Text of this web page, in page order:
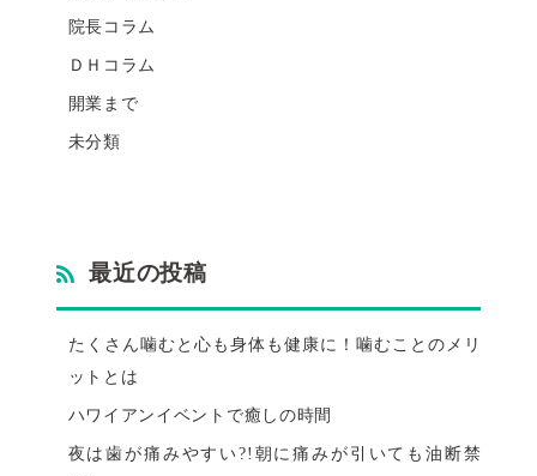
院長コラム
ＤＨコラム
開業まで
未分類
最近の投稿
たくさん噛むと心も身体も健康に！噛むことのメリ
ットとは
ハワイアンイベントで癒しの時間
夜は歯が痛みやすい?!朝に痛みが引いても油断禁